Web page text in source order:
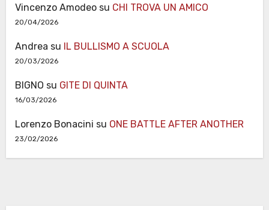
Vincenzo Amodeosu CHI TROVA UN AMICO
20/04/2026
Andrea su IL BULLISMO A SCUOLA
20/03/2026
BIGNO su GITE DI QUINTA
16/03/2026
Lorenzo Bonacini su ONE BATTLE AFTER ANOTHER
23/02/2026